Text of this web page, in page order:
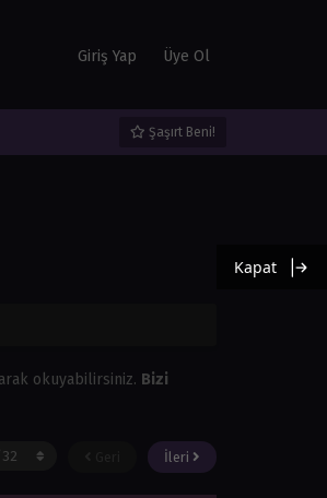
Giriş Yap Üye Ol
Şaşırt Beni!
okuyabilirsiniz. Bizi
İleri
Kapat